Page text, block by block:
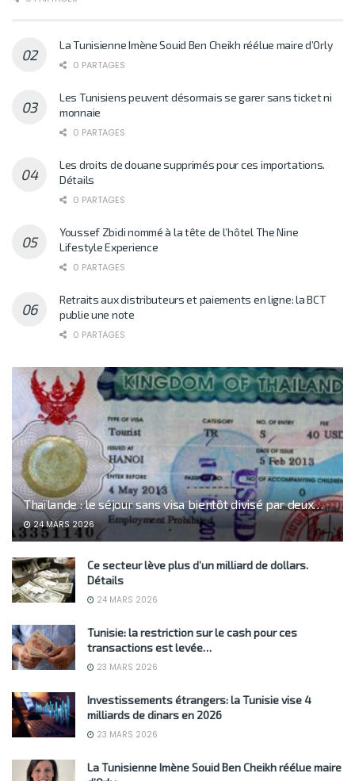
La Tunisienne Imène Souid Ben Cheikh réélue maire d’Orly
0 PARTAGES
Les Tunisiens peuvent désormais se garer sans ticket ni
monnaie
0 PARTAGES
Les droits de douane supprimés pour ces importations.
Détails
0 PARTAGES
Youssef Zbidi nommé à la tête de l’hôtel The Nine
Lifestyle Experience
0 PARTAGES
Retraits aux distributeurs et paiements en ligne: la BCT
publie une note
0 PARTAGES
Thaïlande : le séjour sans visa bientôt divisé par deux…
24 MARS 2026
Ce secteur lève plus d’un milliard de dollars.
Détails
24 MARS 2026
Tunisie: la restriction sur le cash pour ces
transactions est levée…
23 MARS 2026
Investissements étrangers: la Tunisie vise 4
milliards de dinars en 2026
23 MARS 2026
La Tunisienne Imène Souid Ben Cheikh réélue maire